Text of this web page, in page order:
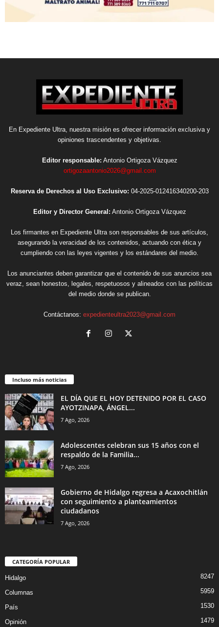
En Expediente Ultra, nuestra misión es ofrecer información exclusiva y
opiniones trascendentes y objetivas.
Editor responsable: Antonio Ortigoza Vázquez
ortigozaantonio2026@gmail.com
Reserva de Derechos al Uso Exclusivo: 04-2025-012416340200-203
Editor y Director General: Antonio Ortigoza Vázquez
Los firmantes en Expediente Ultra son responsables de sus artículos,
asegurando la veracidad de los contenidos, actuando con ética y
cumpliendo con las leyes vigentes y los estándares del medio.
Los anunciantes deben garantizar que el contenido de sus anuncios sea
veraz, sean honestos, legales, respetuosos y alineados con las políticas
del medio donde se publican.
Contáctanos: expedienteultra2023@gmail.com
Incluso más noticias
EL DÍA QUE EL HOY DETENIDO POR EL CASO
AYOTZINAPA, ÁNGEL...
7 Ago, 2026
Adolescentes celebran sus 15 años con el
respaldo de la Familia...
7 Ago, 2026
Gobierno de Hidalgo regresa a Acaxochitlán
con seguimiento a planteamientos
ciudadanos
7 Ago, 2026
CATEGORÍA POPULAR
Hidalgo 8247
Columnas 5959
País 1530
Opinión 1479